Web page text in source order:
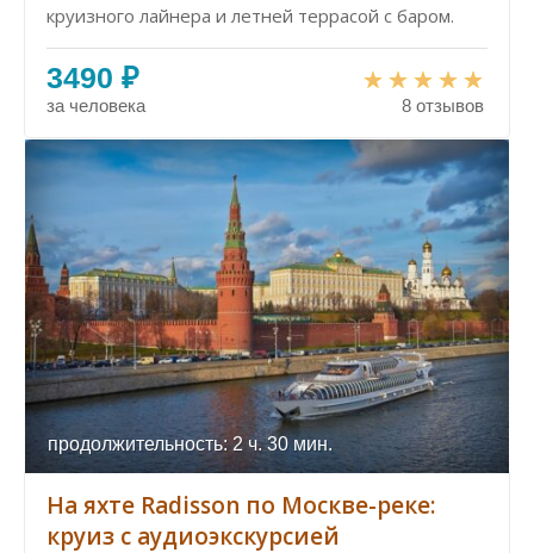
круизного лайнера и летней террасой с баром.
3490 ₽
за человека 8 отзывов
продолжительность: 2 ч. 30 мин.
На яхте Radisson по Москве-реке:
круиз с аудиоэкскурсией